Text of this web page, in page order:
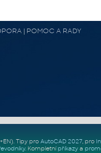
| POMOC A RADY
. Tipy pro AutoCAD 2027, pro
. Kompletní příkazya